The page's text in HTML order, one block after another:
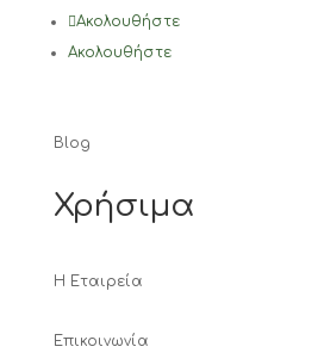
Ακολουθήστε
Ακολουθήστε
Blog
Χρήσιμα
Η Εταιρεία
Επικοινωνία